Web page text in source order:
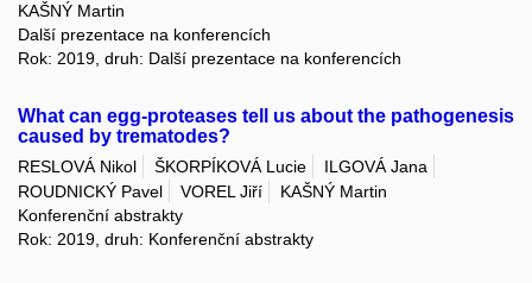
KAŠNÝ Martin
Další prezentace na konferencích
Rok: 2019, druh: Další prezentace na konferencích
What can egg-proteases tell us about the pathogenesis
caused by trematodes?
RESLOVÁ Nikol ŠKORPÍKOVÁ Lucie
ILGOVÁ Jana
ROUDNICKÝ Pavel
VOREL Jiří
KAŠNÝ Martin
Konferenční abstrakty
Rok: 2019, druh: Konferenční abstrakty